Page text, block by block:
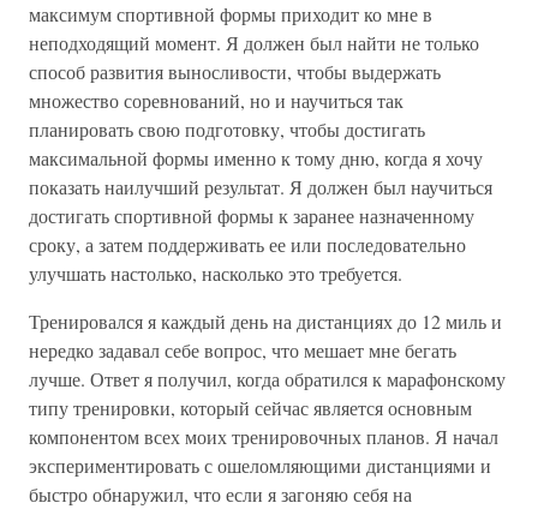
максимум спортивной формы приходит ко мне в
неподходящий момент. Я должен был найти не только
способ развития выносливости, чтобы выдержать
множество соревнований, но и научиться так
планировать свою подготовку, чтобы достигать
максимальной формы именно к тому дню, когда я хочу
показать наилучший результат. Я должен был научиться
достигать спортивной формы к заранее назначенному
сроку, а затем поддерживать ее или последовательно
улучшать настолько, насколько это требуется.
Тренировался я каждый день на дистанциях до 12 миль и
нередко задавал себе вопрос, что мешает мне бегать
лучше. Ответ я получил, когда обратился к марафонскому
типу тренировки, который сейчас является основным
компонентом всех моих тренировочных планов. Я начал
экспериментировать с ошеломляющими дистанциями и
быстро обнаружил, что если я загоняю себя на